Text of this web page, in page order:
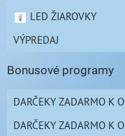
LED ŽIAROVKY
VÝPREDAJ
Bonusové programy
DARČEKY ZADARMO K
DARČEKY ZADARMO K